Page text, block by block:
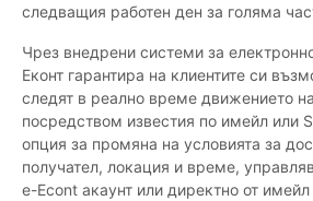
следващия работен ден за голяма
Чрез внедрени системи за
Еконт гарантира на клиентите си
следят в реално време движението
посредством известия по имейл или
опция за промяна на условията за
получател, локация и време,
e-Econt акаунт или директно от